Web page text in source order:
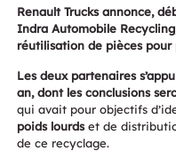
Renault Trucks annonce,
Indra Automobile
réutilisation de pièces pour
Les deux partenaires
an, dont les conclusions
qui avait pour objectifs
poids lourdset de
de ce recyclage.